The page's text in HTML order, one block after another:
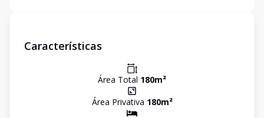
Características
Área Total 180m²
Área Privativa 180m²